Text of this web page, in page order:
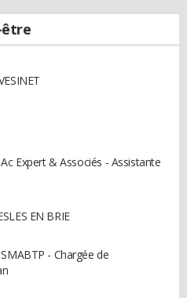
être
Expert & Associés - Assistante
EN BRIE
- Chargée de